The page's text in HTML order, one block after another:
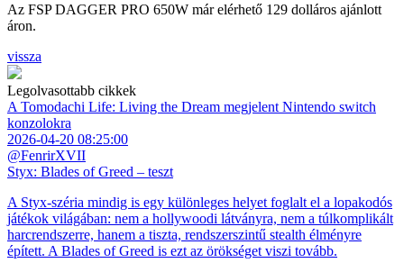
Az FSP DAGGER PRO 650W már elérhető 129 dolláros ajánlott
áron.
vissza
Legolvasottabb cikkek
A Tomodachi Life: Living the Dream megjelent Nintendo switch
konzolokra
2026-04-20 08:25:00
@FenrirXVII
Styx: Blades of Greed – teszt
A Styx-széria mindig is egy különleges helyet foglalt el a lopakodós
játékok világában: nem a hollywoodi látványra, nem a túlkomplikált
harcrendszerre, hanem a tiszta, rendszerszintű stealth élményre
épített. A Blades of Greed is ezt az örökséget viszi tovább.